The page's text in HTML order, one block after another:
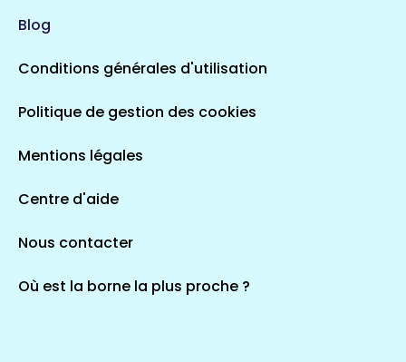
693 espaces de santé
324 espaces de santé
Loir-et-Cher
36 espaces de santé
Saint-Agathon
Blog
Conditions générales d'utilisation
Politique de gestion des cookies
Mentions légales
Centre d'aide
Nous contacter
Où est la borne la plus proche ?